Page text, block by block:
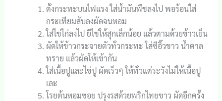
ตั้งกระทะบนไฟแรง ใส่น้ำมันพืชลงไป พอร้อนใส่
กระเทียมสับลงผัดจนหอม
ใส่ไข่ไก่ลงไป ยีไข่ให้สุกเล็กน้อย แล้วตามด้วยข้าวเย็น
ผัดให้ข้าวกระจายตัวทั่วกระทะ ใส่ซีอิ๊วขาว น้ำตาล
ทราย แล้วผัดให้เข้ากัน
ใส่เนื้อปูและไข่ปู ผัดเร็วๆ ให้ทั่วแต่ระวังไม่ให้เนื้อปู
เละ
โรยต้นหอมซอย ปรุงรสด้วยพริกไทยขาว ผัดอีกครั้ง